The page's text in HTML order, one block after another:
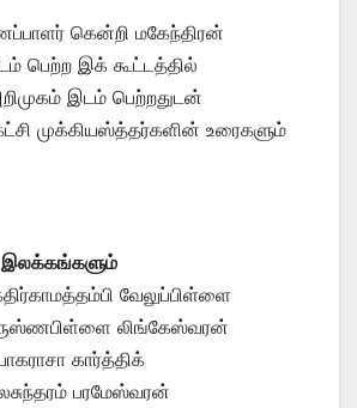
கென்றி மகேந்திரன்
பெற்ற இக் கூட்டத்தில்
இடம் பெற்றதுடன்
முக்கியஸ்த்தர்களின் உரைகளும்
இலக்கங்களும்
வேலுப்பிள்ளை
லிங்கேஸ்வரன்
கார்த்திக்
பரமேஸ்வரன்